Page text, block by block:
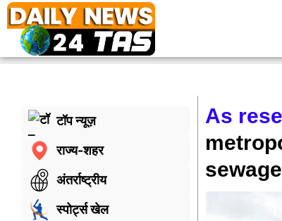
टॉप न्यूज़
राज्य-शहर
अंतर्राष्ट्रीय
स्पोर्ट्स खेल
As